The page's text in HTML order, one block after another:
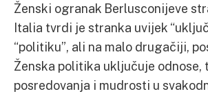
Ženski ogranak Berlusconijeve
Italia tvrdi je stranka uvijek
“politiku”, ali na malo drugačiji,
Ženska politika uključuje odnose,
posredovanja i mudrosti u